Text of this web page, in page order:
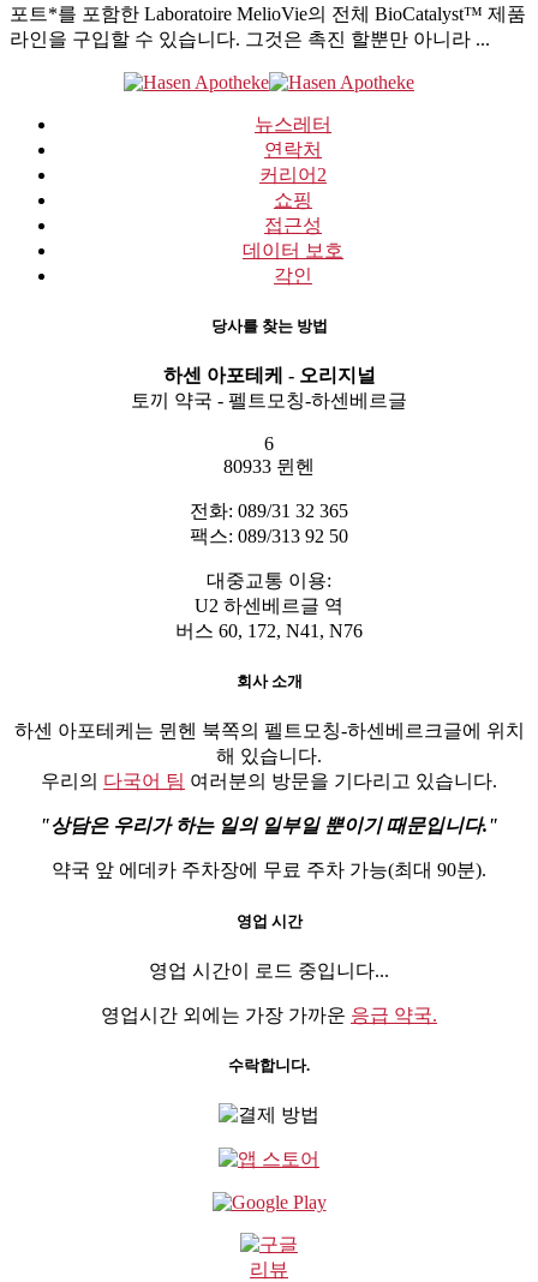
포트*를 포함한 Laboratoire MelioVie의 전체 BioCatalyst™ 제품
라인을 구입할 수 있습니다. 그것은 촉진 할뿐만 아니라 ...
뉴스레터
연락처
커리어 2
쇼핑
접근성
데이터 보호
각인
당사를 찾는 방법
하센 아포테케 - 오리지널
토끼 약국 - 펠트모칭-하센베르글
6
80933 뮌헨
전화: 089/31 32 365
팩스: 089/313 92 50
대중교통 이용:
U2 하센베르글 역
버스 60, 172, N41, N76
회사 소개
하센 아포테케는 뮌헨 북쪽의 펠트모칭-하센베르크글에 위치
해 있습니다.
우리의 다국어 팀 여러분의 방문을 기다리고 있습니다.
상담은 우리가 하는 일의 일부일 뿐이기 때문입니다.
약국 앞 에데카 주차장에 무료 주차 가능(최대 90분).
영업 시간
영업 시간이 로드 중입니다...
영업시간 외에는 가장 가까운 응급 약국.
수락합니다.
리뷰